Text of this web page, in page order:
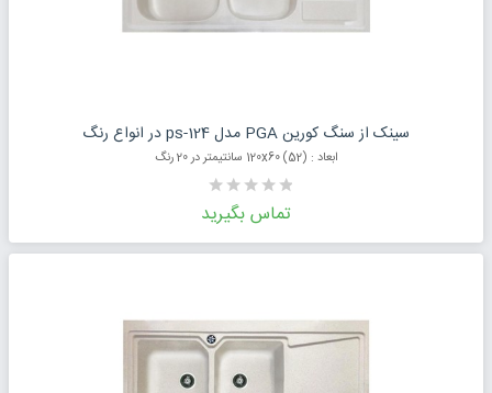
درخواست قیمت محصول سینک از سنگ کورین PGA مدل ps-124 در انواع رنگ
ابعاد : (52) 120x60 سانتیمتر در 20 رنگ
تماس بگیرید